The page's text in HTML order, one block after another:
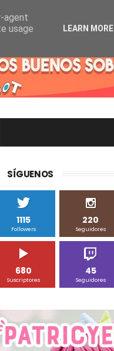
SÍGUENOS
1115
Followers
220
Seguidores
680
Suscriptores
45
Seguidores
agent
usage
LEARN MORE